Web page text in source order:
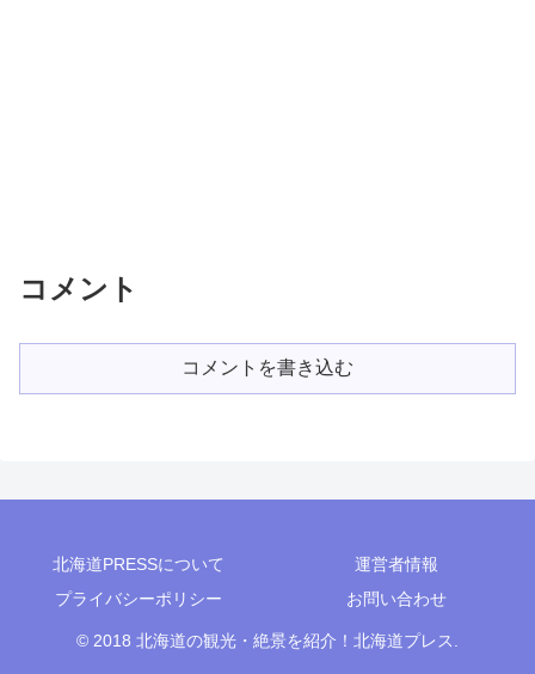
コメント
コメントを書き込む
北海道PRESSについて
運営者情報
プライバシーポリシー
お問い合わせ
© 2018 北海道の観光・絶景を紹介！北海道プレス.